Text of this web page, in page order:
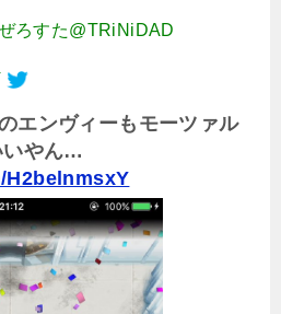
ろすた@TRiNiDAD
エンヴィーもモーツァル
いやん…